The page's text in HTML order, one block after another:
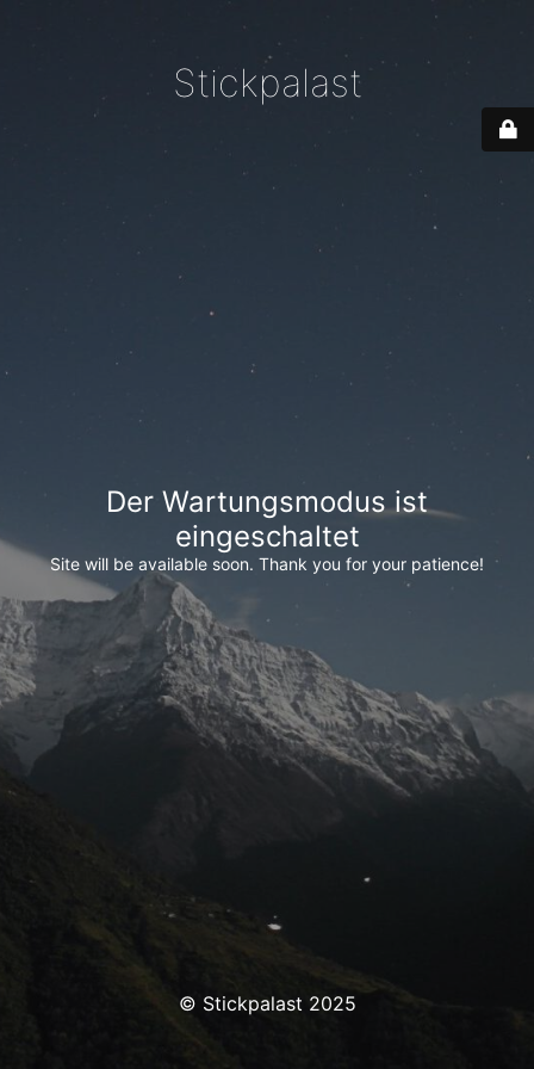
Stickpalast
Der Wartungsmodus ist
eingeschaltet
Site will be available soon. Thank you for your patience!
© Stickpalast 2025